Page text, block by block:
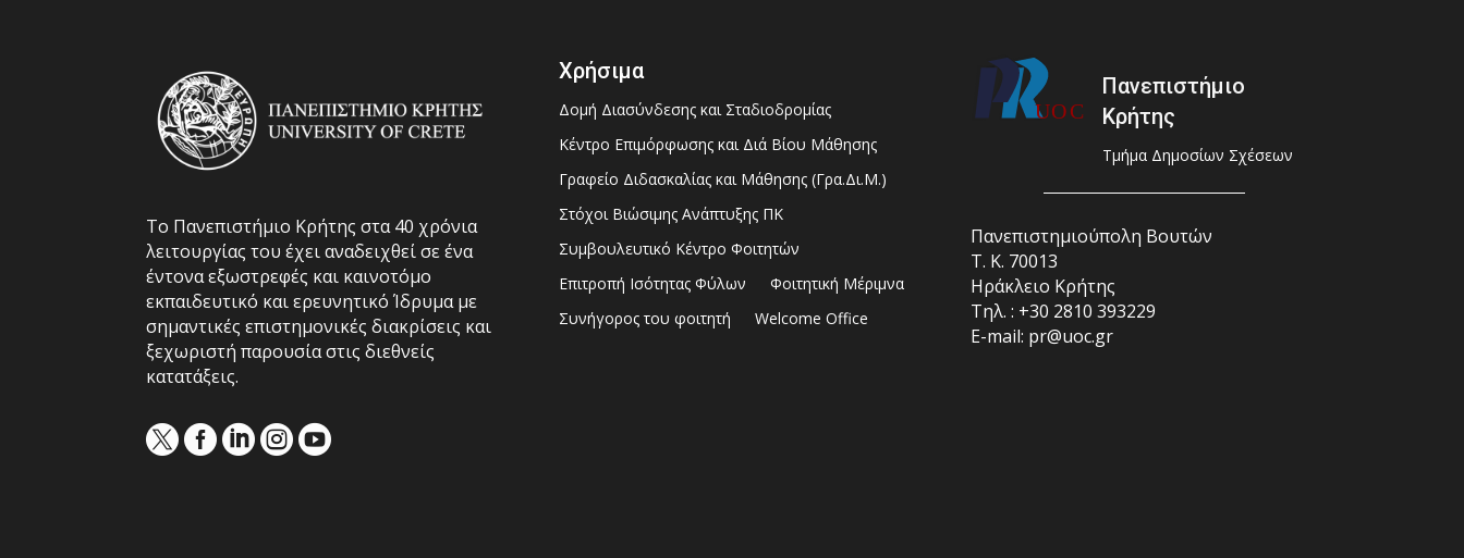
Το Πανεπιστήμιο Κρήτης στα 40 χρόνια
λειτουργίας του έχει αναδειχθεί σε ένα
έντονα εξωστρεφές και καινοτόμο
εκπαιδευτικό και ερευνητικό Ίδρυμα με
σημαντικές επιστημονικές διακρίσεις και
ξεχωριστή παρουσία στις διεθνείς
κατατάξεις.

Χρήσιμα
Δομή Διασύνδεσης και Σταδιοδρομίας
Κέντρο Επιμόρφωσης και Διά Βίου Μάθησης
Γραφείο Διδασκαλίας και Μάθησης (Γρα.Δι.Μ.)
Στόχοι Βιώσιμης Ανάπτυξης ΠΚ
Συμβουλευτικό Κέντρο Φοιτητών
Επιτροπή Ισότητας Φύλων
Φοιτητική Μέριμνα
Συνήγορος του φοιτητή
Welcome Office
Πανεπιστήμιο
Κρήτης
Τμήμα Δημοσίων Σχέσεων
Πανεπιστημιούπολη Βουτών
Τ. Κ. 70013
Ηράκλειο Κρήτης
Τηλ. : +30 2810 393229
E-mail: pr@uoc.gr